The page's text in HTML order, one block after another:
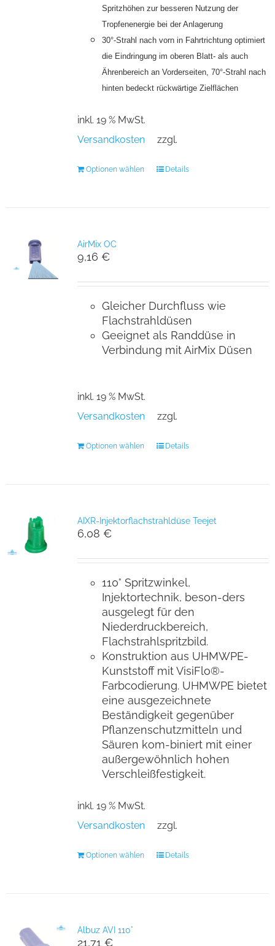
Spritzhöhen zur besseren Nutzung der
Tropfenenergie bei der Anlagerung
30°-Strahl nach vorn in Fahrtrichtung optimiert
die Eindringung im oberen Blatt- als auch
Ährenbereich an Vorderseiten, 70°-Strahl nach
hinten bedeckt rückwärtige Zielflächen
inkl. 19 % MwSt.
zzgl.
Versandkosten
Optionen wählen Details
AirMix OC
9,16 €
Gleicher Durchfluss wie
Flachstrahldüsen
Geeignet als Randdüse in
Verbindung mit AirMix Düsen
inkl. 19 % MwSt.
zzgl.
Versandkosten
Optionen wählen Details
AIXR-Injektorflachstrahldüse Teejet
6,08 €
110° Spritzwinkel,
Injektortechnik, beson-ders
ausgelegt für den
Niederdruckbereich,
Flachstrahlspritzbild.
Konstruktion aus UHMWPE-
Kunststoff mit VisiFlo®-
Farbcodierung. UHMWPE bietet
eine ausgezeichnete
Beständigkeit gegenüber
Pflanzenschutzmitteln und
Säuren kom-biniert mit einer
außergewöhnlich hohen
Verschleißfestigkeit.
inkl. 19 % MwSt.
zzgl.
Versandkosten
Optionen wählen Details
Albuz AVI 110°
21,71 €